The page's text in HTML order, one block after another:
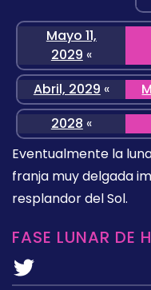
Mayo 11,
2029 «
Abril, 2029 «
2028 «
Eventualmente la
franja muy delgada
resplandor del Sol.
FASE LUNAR DE